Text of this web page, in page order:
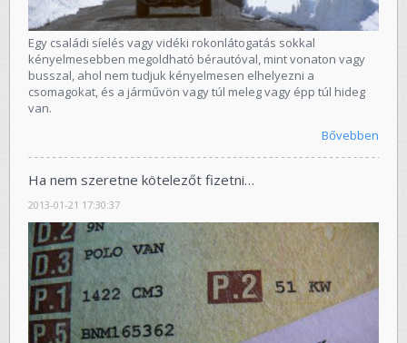
Egy családi síelés vagy vidéki rokonlátogatás sokkal
kényelmesebben megoldható bérautóval, mint vonaton vagy
busszal, ahol nem tudjuk kényelmesen elhelyezni a
csomagokat, és a járművön vagy túl meleg vagy épp túl hideg
van.
Bővebben
Ha nem szeretne kötelezőt fizetni…
2013-01-21 17:30:37